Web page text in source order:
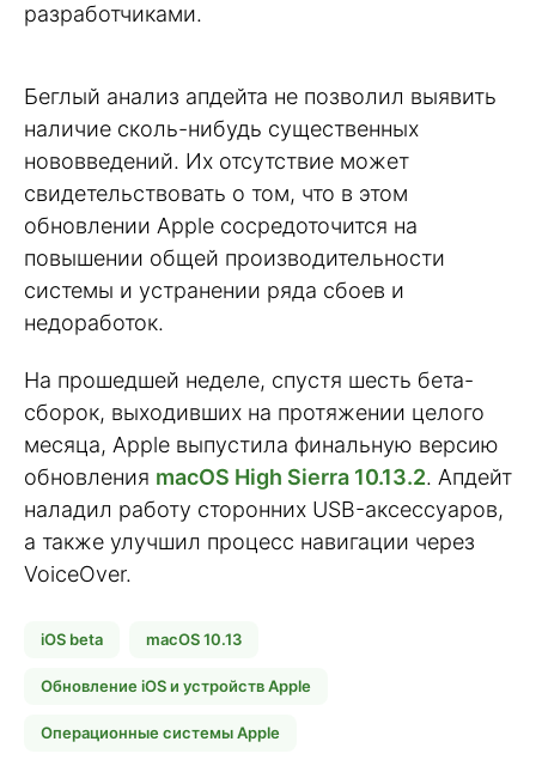
разработчиками.
Беглый анализ апдейта не позволил выявить
наличие сколь-нибудь существенных
нововведений. Их отсутствие может
свидетельствовать о том, что в этом
обновлении Apple сосредоточится на
повышении общей производительности
системы и устранении ряда сбоев и
недоработок.
На прошедшей неделе, спустя шесть бета-
сборок, выходивших на протяжении целого
месяца, Apple выпустила финальную версию
обновления macOS High Sierra 10.13.2. Апдейт
наладил работу сторонних USB-аксессуаров,
а также улучшил процесс навигации через
VoiceOver.
iOS beta macOS 10.13
Обновление iOS и устройств Apple
Операционные системы Apple